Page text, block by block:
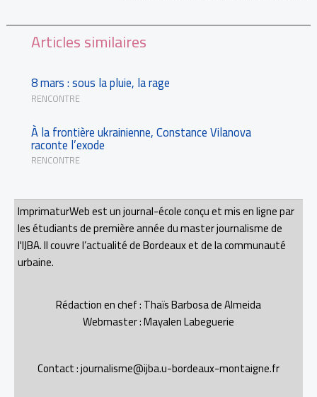
Articles similaires
8 mars : sous la pluie, la rage
RENCONTRE
À la frontière ukrainienne, Constance Vilanova
raconte l’exode
RENCONTRE
ImprimaturWeb est un journal-école conçu et mis en ligne par
les étudiants de première année du master journalisme de
l'IJBA. Il couvre l’actualité de Bordeaux et de la communauté
urbaine.
Rédaction en chef : Thaïs Barbosa de Almeida
Webmaster : Mayalen Labeguerie
Contact : journalisme@ijba.u-bordeaux-montaigne.fr